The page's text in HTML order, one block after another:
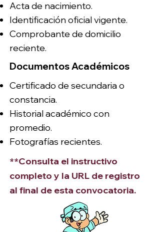
Acta de nacimiento.
Identificación oficial vigente.
Comprobante de domicilio
reciente.
Documentos Académicos
Certificado de secundaria o
constancia.
Historial académico con
promedio.
Fotografías recientes.
**Consulta el instructivo
completo y la URL de registro
al final de esta convocatoria.